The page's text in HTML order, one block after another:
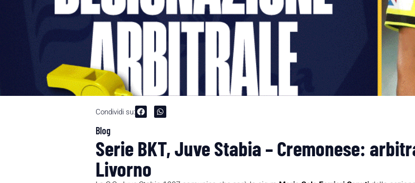
Condividi su:
Blog
Serie BKT, Juve Stabia – Cremonese:
Livorno